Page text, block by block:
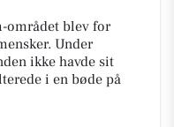
området blev for
Under
ikke havde sit
i en bøde på